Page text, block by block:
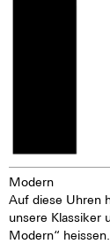
Zähler, einen 30-
einen 12-
und eine
Revisionen sind
angeraten.
Modern
Auf diese Uhren
unsere Klassiker
Modern“